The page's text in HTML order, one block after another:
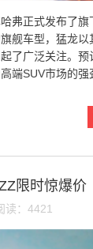
弗正式发布了旗
舰车型，猛龙以
了广泛关注。
端SUV市场的强
限时惊爆价
读：4421